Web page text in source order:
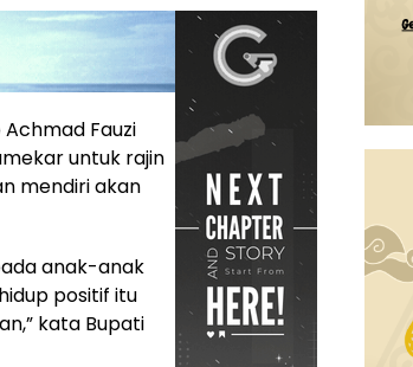
Fauzi
untuk rajin
mendiri akan
anak-anak
positif itu
kata Bupati